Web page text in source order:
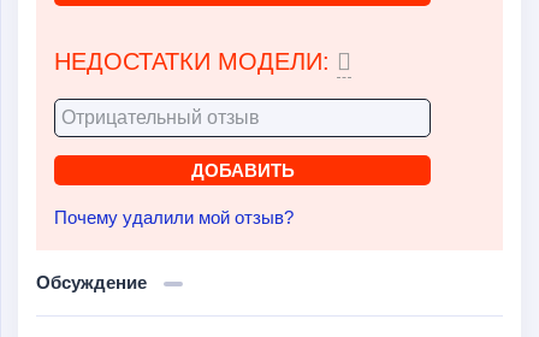
НЕДОСТАТКИ МОДЕЛИ:
Почему удалили мой отзыв?
Обсуждение